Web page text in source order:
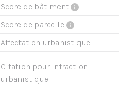
Score de bâtiment
Score de parcelle
Affectation urbanistique
Citation pour infraction
urbanistique